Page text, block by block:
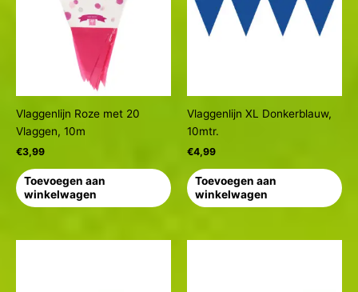
Vlaggenlijn Roze met 20
Vlaggen, 10m
€3,99
Toevoegen aan
winkelwagen
Vlaggenlijn XL Donkerblauw,
10mtr.
€4,99
Toevoegen aan
winkelwagen